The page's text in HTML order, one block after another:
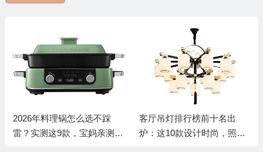
2026年料理锅怎么选不踩
雷？实测这9款，宝妈亲测好
客厅吊灯排行榜前十名出
炉：这10款设计时尚，照明